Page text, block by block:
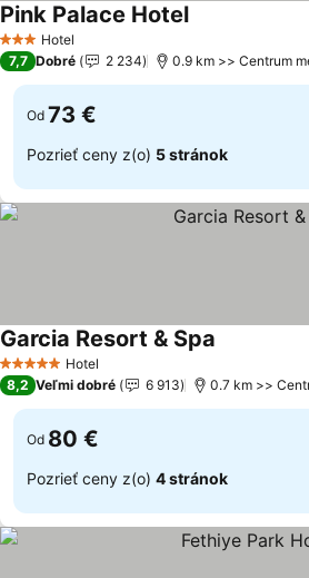
3 Počet hviezdičiek
Hotel
Pink Palace HotelZobraziť ceny
7,7 Dobré 2 234 0.9 km >> Centrum
Od 73 €
Pozrieť ceny z(o) 5 stránok
5 Počet hviezdičiek
Hotel
Garcia Resort & Spa
8,2 Veľmi dobré 6 913 0.7 km >>
Od 80 €
Pozrieť ceny z(o) 4 stránok